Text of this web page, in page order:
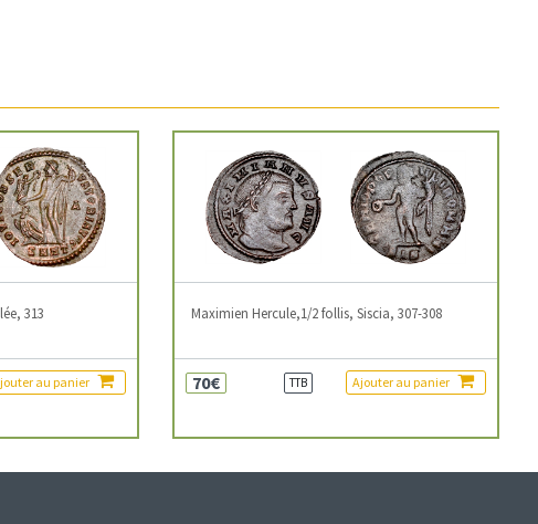
313
au panier
Maximien Hercule,1/2 follis, Siscia, 307-308
70€ TTB Ajouter au panier